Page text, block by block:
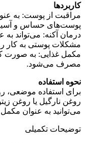
کاربردها
مراقبت از پوست: به
پوست‌های حساس و
درمان آکنه: می‌تواند
مشکلات پوستی به کار
مکمل غذایی: به صورت
مصرف می‌شود.
نحوه استفاده
برای استفاده موضعی،
روغن نارگیل یا روغن
می‌توانید به عنوان
توضیحات تکمیلی